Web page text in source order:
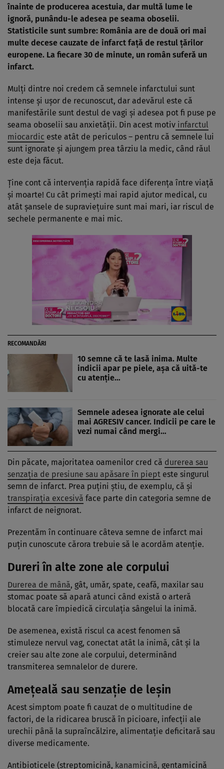
înainte de producerea acestuia, dar multă lume le
ignoră, punându-le adesea pe seama oboselii.
Statisticile sunt sumbre: România are de două ori mai
multe decese cauzate de infarct față de restul țărilor
europene. La fiecare 30 de minute, un român suferă un
infarct.
Mulți dintre noi credem că semnele infarctului sunt
intense și ușor de recunoscut, dar adevărul este că
manifestările sunt destul de vagi și adesea pot fi puse pe
seama oboselii sau anxietății. Din acest motiv infarctul
miocardic este atât de periculos – pentru că semnele lui
sunt ignorate și ajungem prea târziu la medic, când răul
este deja făcut.
Ține cont că intervenția rapidă face diferența între viață
și moarte! Cu cât primești mai rapid ajutor medical, cu
atât șansele de supraviețuire sunt mai mari, iar riscul de
sechele permanente e mai mic.
RECOMANDĂRI
10 semne că te lasă inima. Multe
indicii apar pe piele, așa că uită-te
cu atenție…
Semnele adesea ignorate ale celui
mai AGRESIV cancer. Indicii pe care le
vezi numai când mergi…
Din păcate, majoritatea oamenilor cred că durerea sau
senzația de presiune sau apăsare în piept este singurul
semn de infarct. Prea puțini știu, de exemplu, că și
transpirația excesivă face parte din categoria semne de
infarct de neignorat.
Prezentăm în continuare câteva semne de infarct mai
puțin cunoscute cărora trebuie să le acordăm atenție.
Dureri în alte zone ale corpului
Durerea de mână, gât, umăr, spate, ceafă, maxilar sau
stomac poate să apară atunci când există o arteră
blocată care împiedică circulația sângelui la inimă.
De asemenea, există riscul ca acest fenomen să
stimuleze nervul vag, conectat atât la inimă, cât și la
creier sau alte zone ale corpului, determinând
transmiterea semnalelor de durere.
Amețeală sau senzație de leșin
Acest simptom poate fi cauzat de o multitudine de
factori, de la ridicarea bruscă în picioare, infecții ale
urechii până la supraîncălzire, alimentație deficitară sau
diverse medicamente.
Antibioticele (streptomicină, kanamicină, gentamicină